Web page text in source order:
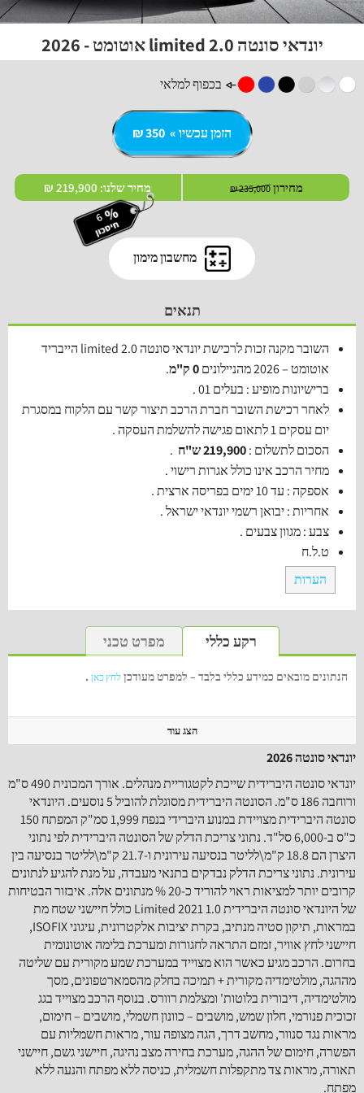
יונדאי סונטה 2.0 limited אוטומט - 2026
בכפוף למלאי
הזמן עכשיו » 350 ₪
מחירון 235,000 ₪ מחיר שלנו: 219,900 ₪
מחשבון מימון
תנאים
השובר מקנה זכות לרכישת יונדאי סונטה 2.0 limited הייבריד
אוטומט – 2026 מהניילונים
0 ק"מ
.
ברישיונות מופיע : בעלים 01 .
לאחר רכישת השובר חברת הרכב תיצור קשר עם הלקוח במסגרת
יום עסקים 1 לתאום פגישה להשלמת העסקה .
הסכום לתשלום :219,900 ש"ח
.
מחיר הרכב אינו כולל אגרות רישוי .
אספקה : עד 10 ימים בפריסה ארצית .
אחריות : יבואן רשמי יונדאי ישראל .
צבע : מגוון צבעים .
ט.ל.ח
הערות
רקע כללי מפרט טכני
הנתונים מובאים כמידע כללי בלבד – למפרט מעודכן לחץ כאן .
הצג עוד
יונדאי‬ ‫סונטה 2026‬
‫יונדאי‬ ‫סונטה היברידית‬ שייכת לקטגוריית מנהלים. אורך המכונית 490 ס"מ
‫סונטה היברידית‬ מצויידת במנוע היברידי בנפח 1,999 סמ"ק המפתח 150
כ"ס ב-6,000 סל"ד. נתוני צריכת הדלק של ה‫סונטה היברידית‬ לפי נתוני
היצרן הם 18.8 ק"מ\לליטר בנסיעה עירונית ו-21.7 ק"מ\לליטר בנסיעה בין
עירונית. נתוני צריכת הדלק נבדקים בתנאי מעבדה, על מנת להגיע לנתונים
קרובים יותר למציאות ראוי להוריד כ-20 % מנתונים אלה. איבזור הבטיחות
של ה‫יונדאי‬ ‫סונטה היברידית‬ 1.0 2021 ‫Limited‬ כולל חיישני שטח מת
במראות, תיקון סטיה מנתיב, בקרת יציבות אלקטרונית, עיגוני ISOFIX,
חיישני לחץ אוויר, זמזם התראה לחגורות ומערכת בלימה אוטונומית
בחרום. הרכב מגיע כאשר הוא מצוייד במערכת שמע מקורית עם שליטה
מההגה, מולטימדיה מקורית + תמיכה בחלק מהסמארטפונים, מסך
מולטימדיה, דיבורית בלוטות' ומצלמת רוורס. בנוסף הרכב מצוייד בגג
זכוכית פנורמי, חלון שמש, מושבים – כוונון חשמלי, מושבים – חימום,
מראות נגד סנוור, מחשב דרך, הגה מצופה עור, מראות חשמליות עם
הפשרה, חימום של ההגה, מערכת בחירה מצב נהיגה, חיישני גשם, חיישני
תאורה, מראות צד מתקפלות חשמלית, כניסה ללא מפתח והנעה ללא
מפתח.